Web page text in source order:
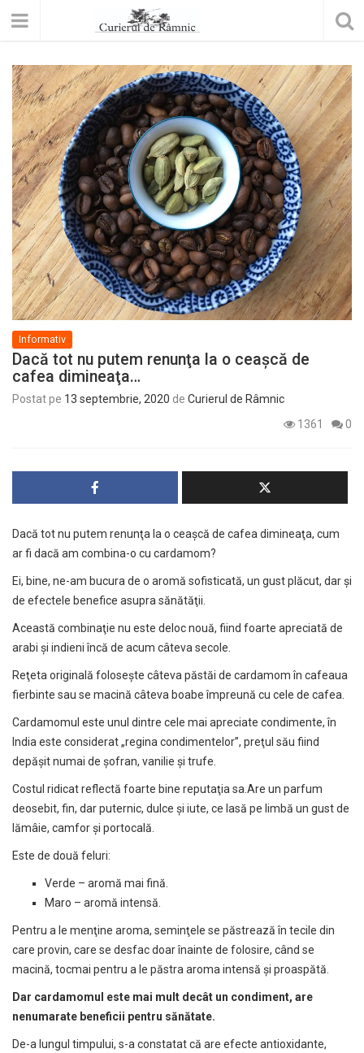
Informativ
Dacă tot nu putem renunţa la o ceaşcă de
cafea dimineaţa…
Postat pe 13 septembrie, 2020 de Curierul de Râmnic
1361
0
Dacă tot nu putem renunţa la o ceaşcă de cafea dimineaţa, cum
ar fi dacă am combina-o cu cardamom?
Ei, bine, ne-am bucura de o aromă sofisticată, un gust plăcut, dar şi
de efectele benefice asupra sănătăţii.
Această combinaţie nu este deloc nouă, fiind foarte apreciată de
arabi şi indieni încă de acum câteva secole.
Reţeta originală foloseşte câteva păstăi de cardamom în cafeaua
fierbinte sau se macină câteva boabe împreună cu cele de cafea.
Cardamomul este unul dintre cele mai apreciate condimente, în
India este considerat „regina condimentelor”, preţul său fiind
depăşit numai de şofran, vanilie şi trufe.
Costul ridicat reflectă foarte bine reputaţia sa.Are un parfum
deosebit, fin, dar puternic, dulce şi iute, ce lasă pe limbă un gust de
lămâie, camfor şi portocală.
Este de două feluri:
Verde – aromă mai fină.
Maro – aromă intensă.
Pentru a le menţine aroma, seminţele se păstrează în tecile din
care provin, care se desfac doar înainte de folosire, când se
macină, tocmai pentru a le păstra aroma intensă şi proaspătă.
Dar cardamomul este mai mult decât un condiment, are
nenumarate beneficii pentru sănătate.
De-a lungul timpului, s-a constatat că are efecte antioxidante,